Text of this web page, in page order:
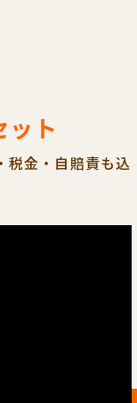
ット
税金・自賠責も込